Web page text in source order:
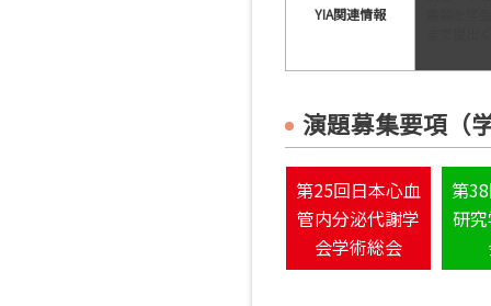
YIA関連情報
演題募集要項（
第25回日本心血
管内分泌代謝学
会学術総会
第
研